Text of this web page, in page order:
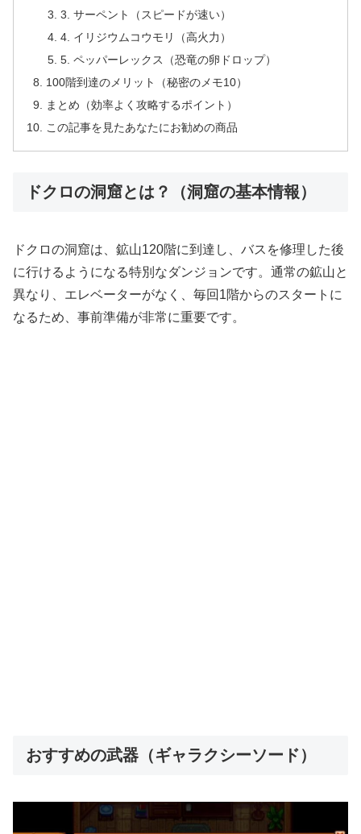
3. サーペント（スピードが速い）
4. イリジウムコウモリ（高火力）
5. ペッパーレックス（恐竜の卵ドロップ）
100階到達のメリット（秘密のメモ10）
まとめ（効率よく攻略するポイント）
この記事を見たあなたにお勧めの商品
ドクロの洞窟とは？（洞窟の基本情報）
ドクロの洞窟は、鉱山120階に到達し、バスを修理した後
に行けるようになる特別なダンジョンです。通常の鉱山と
異なり、エレベーターがなく、毎回1階からのスタートに
なるため、事前準備が非常に重要です。
おすすめの武器（ギャラクシーソード）